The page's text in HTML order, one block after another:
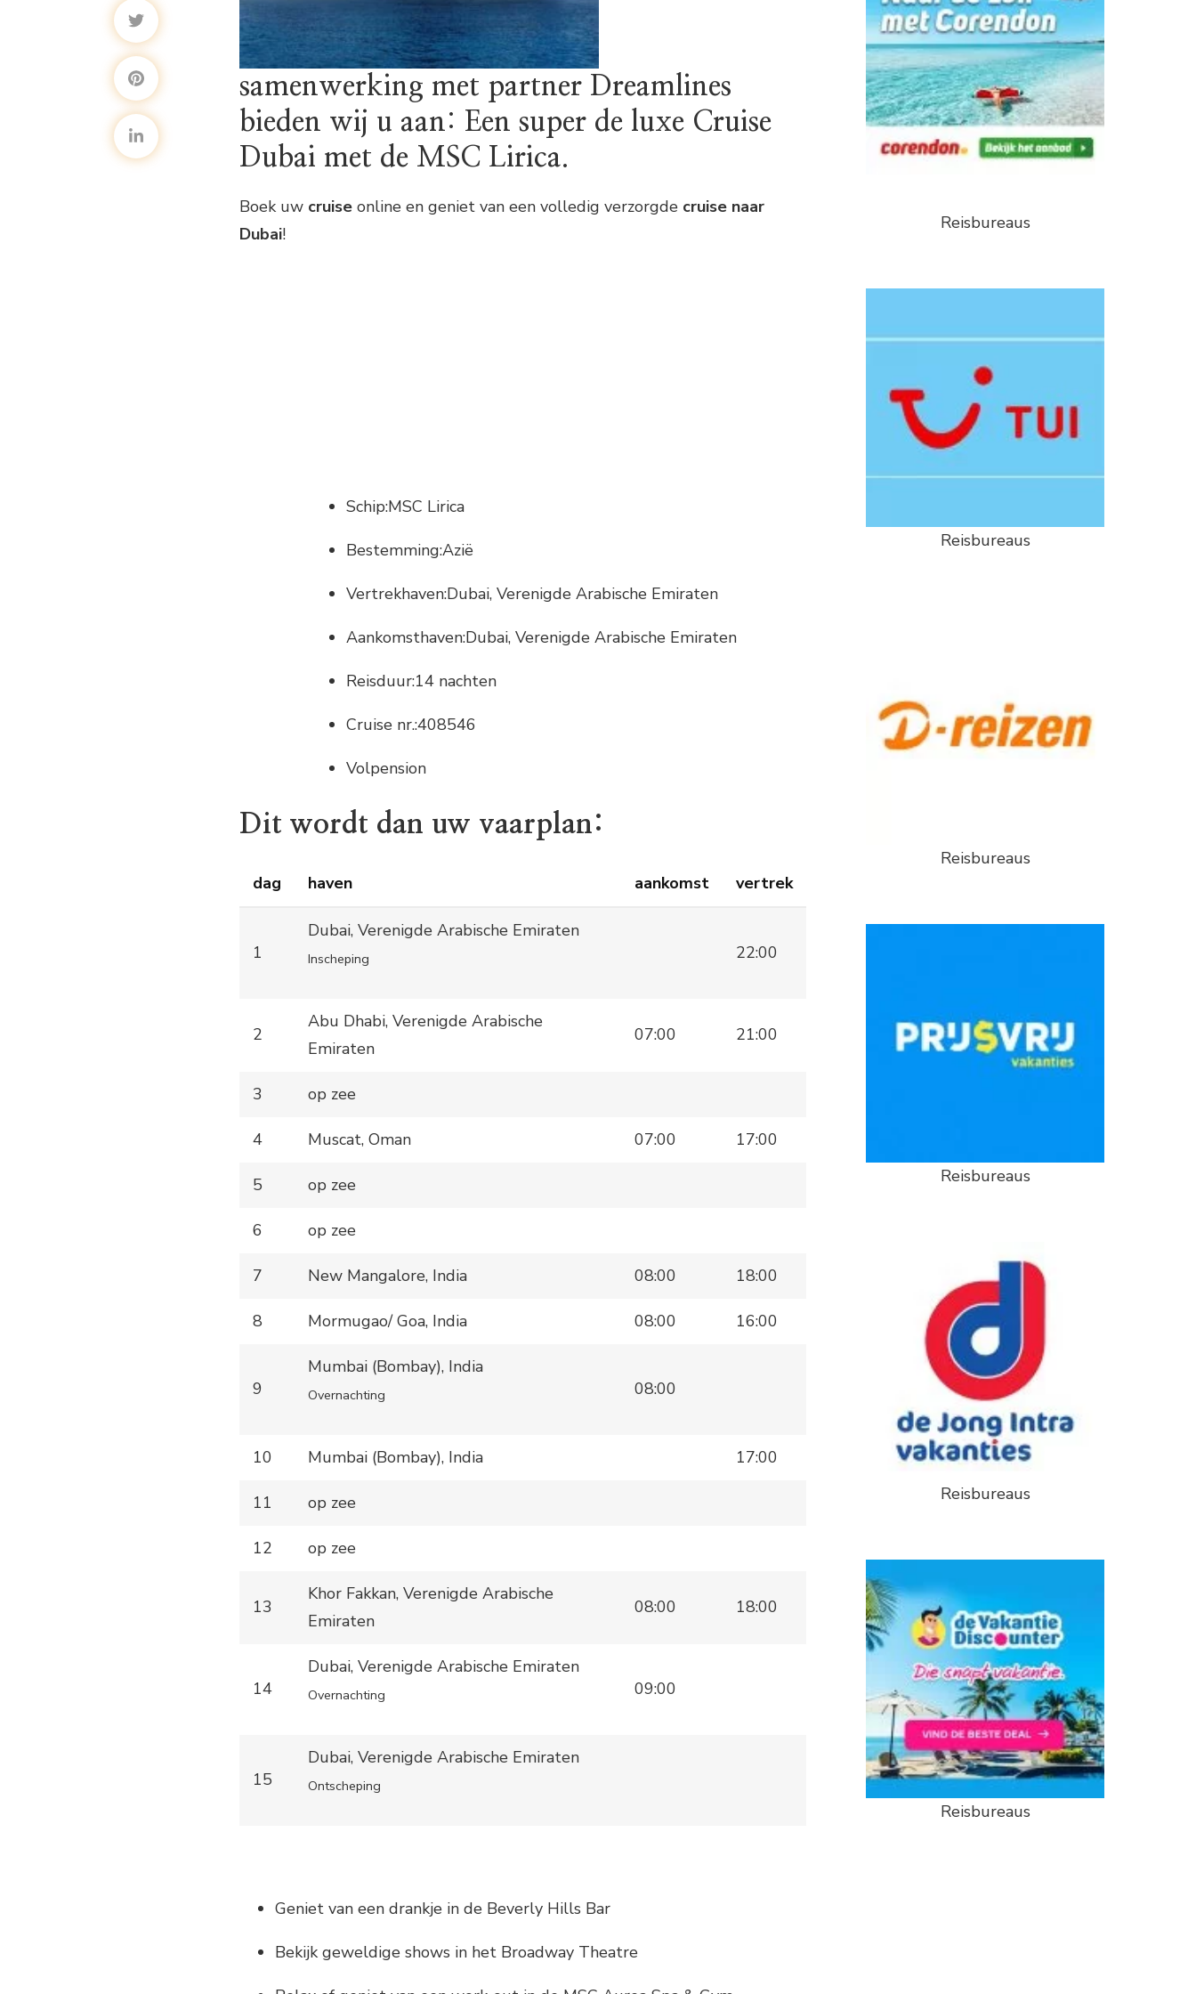
samenwerking met partner Dreamlines
bieden wij u aan: Een super de luxe Cruise
Dubai met de MSC Lirica.
Boek uw cruise online en geniet van een volledig verzorgde cruise naar
Dubai!
Schip:MSC Lirica
Bestemming:Azië
Vertrekhaven:Dubai, Verenigde Arabische Emiraten
Aankomsthaven:Dubai, Verenigde Arabische Emiraten
Reisduur:14 nachten
Cruise nr.:408546
Volpension
Dit wordt dan uw vaarplan:
dag haven aankomst vertrek
1
Dubai, Verenigde Arabische Emiraten
Inscheping 22:00
2
Abu Dhabi, Verenigde Arabische
Emiraten
07:00 21:00
3 op zee
4 Muscat, Oman 07:00 17:00
5 op zee
6 op zee
7 New Mangalore, India 08:00 18:00
8 Mormugao/ Goa, India 08:00 16:00
9
Mumbai (Bombay), India
Overnachting 08:00
10 Mumbai (Bombay), India 17:00
11 op zee
12 op zee
13
Khor Fakkan, Verenigde Arabische
Emiraten
08:00 18:00
14
Dubai, Verenigde Arabische Emiraten
Overnachting 09:00
15
Dubai, Verenigde Arabische Emiraten
Ontscheping
Geniet van een drankje in de Beverly Hills Bar
Bekijk geweldige shows in het Broadway Theatre
Reisbureaus
Reisbureaus
Reisbureaus
Reisbureaus
Reisbureaus
Reisbureaus